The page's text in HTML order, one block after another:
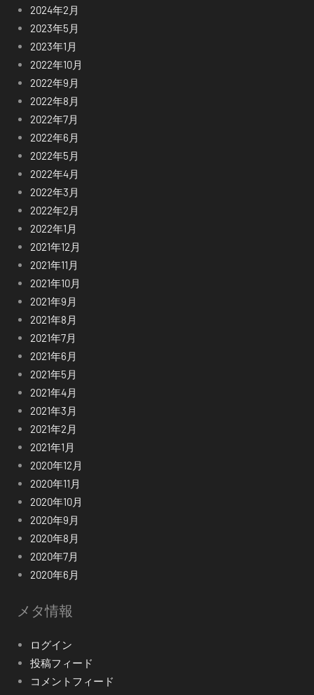
2024年2月
2023年5月
2023年1月
2022年10月
2022年9月
2022年8月
2022年7月
2022年6月
2022年5月
2022年4月
2022年3月
2022年2月
2022年1月
2021年12月
2021年11月
2021年10月
2021年9月
2021年8月
2021年7月
2021年6月
2021年5月
2021年4月
2021年3月
2021年2月
2021年1月
2020年12月
2020年11月
2020年10月
2020年9月
2020年8月
2020年7月
2020年6月
メタ情報
ログイン
投稿フィード
コメントフィード